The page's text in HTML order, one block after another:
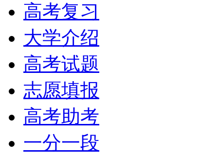
高考复习
大学介绍
高考试题
志愿填报
高考助考
一分一段